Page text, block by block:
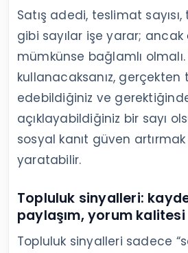
Satış adedi, teslimat
gibi sayılar işe yarar; ancak
mümkünse bağlamlı olmalı.
kullanacaksanız, gerçekten
edebildiğiniz ve
açıklayabildiğiniz bir sayı
sosyal kanıt güven
yaratabilir.
Topluluk sinyalleri:
paylaşım, yorum kalitesi
Topluluk sinyalleri sadece